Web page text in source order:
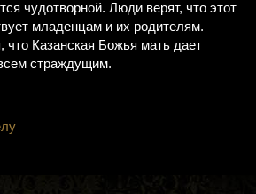
чудотворной. Люди верят, что этот
младенцам и их родителям.
что Казанская Божья мать дает
страждущим.